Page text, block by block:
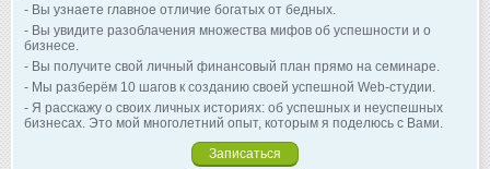
- Вы узнаете главное отличие богатых от бедных.
- Вы увидите разоблачения множества мифов об успешности и о
бизнесе.
- Вы получите свой личный финансовый план прямо на семинаре.
- Мы разберём 10 шагов к созданию своей успешной Web-студии.
- Я расскажу о своих личных историях: об успешных и неуспешных
бизнесах. Это мой многолетний опыт, которым я поделюсь с Вами.
Записаться